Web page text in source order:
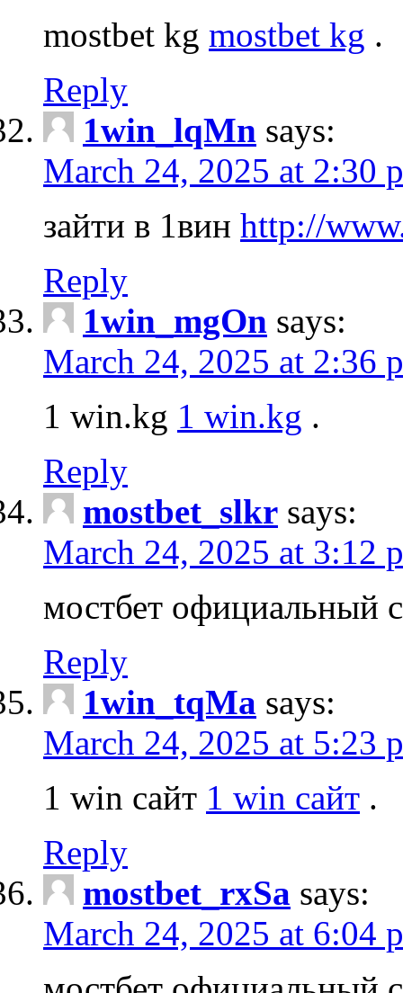
mostbet kg mostbet kg .
Reply
1win_lqMn says:
March 24, 2025 at 2:30
зайти в 1вин http://
Reply
1win_mgOn says:
March 24, 2025 at 2:36
1 win.kg 1 win.kg .
Reply
mostbet_slkr says:
March 24, 2025 at 3:12
мостбет официальный
Reply
1win_tqMa says:
March 24, 2025 at 5:23
1 win сайт 1 win сайт .
Reply
mostbet_rxSa says:
March 24, 2025 at 6:04